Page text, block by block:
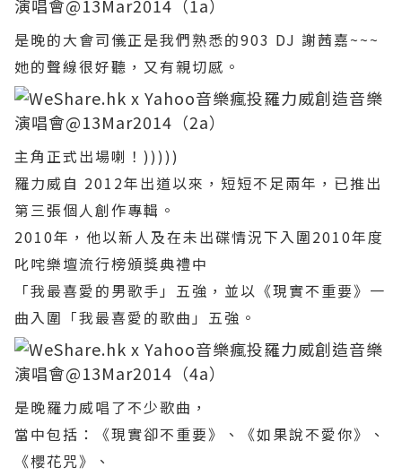
是晚的大會司儀正是我們熟悉的903 DJ 謝茜嘉~~~
她的聲線很好聽，又有親切感。
主角正式出場喇！)))))
羅力威自 2012年出道以來，短短不足兩年，已推出
第三張個人創作專輯。
2010年，他以新人及在未出碟情況下入圍2010年度
叱咤樂壇流行榜頒獎典禮中
「我最喜愛的男歌手」五強，並以《現實不重要》一
曲入圍「我最喜愛的歌曲」五強。
是晚羅力威唱了不少歌曲，
當中包括：《現實卻不重要》、《如果說不愛你》、
《櫻花咒》、